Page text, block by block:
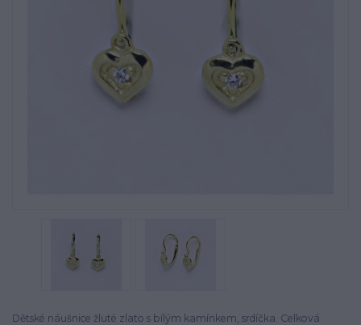
Dětské náušnice žluté zlato s bílým kamínkem, srdíčka. Celková